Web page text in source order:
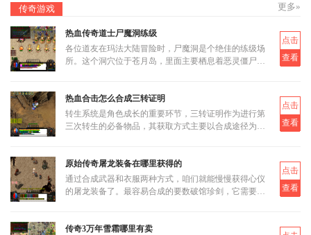
传奇游戏 更多»
热血传奇道士尸魔洞练级
各位道友在玛法大陆冒险时，尸魔洞是个绝佳的练级场
所。这个洞穴位于苍月岛，里面主要栖息着恶灵僵尸和
点击
查看
热血合击怎么合成三转证明
转生系统是角色成长的重要环节，三转证明作为进行第
三次转生的必备物品，其获取方式主要以合成途径为
点击
查看
原始传奇屠龙装备在哪里获得的
通过合成武器和衣服两种方式，咱们就能慢慢获得心仪
的屠龙装备了。最容易合成的要数破馆珍剑，它需要的
点击
查看
传奇3万年雪霜哪里有卖